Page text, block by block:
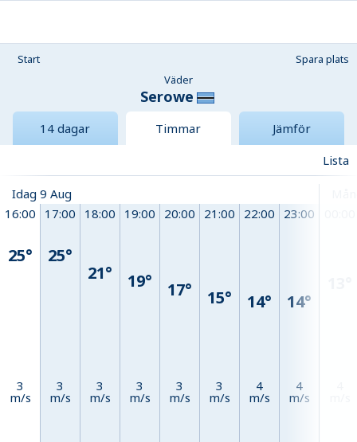
Start
Spara plats
Väder
Serowe
14 dagar Timmar
Jämför
Lista
Idag 9 Aug
16:00
25°
3
m/s
17:00
25°
3
m/s
18:00
21°
3
m/s
19:00
19°
3
m/s
20:00
17°
3
m/s
21:00
15°
3
m/s
22:00
14°
4
m/s
23:00
14°
4
m/s